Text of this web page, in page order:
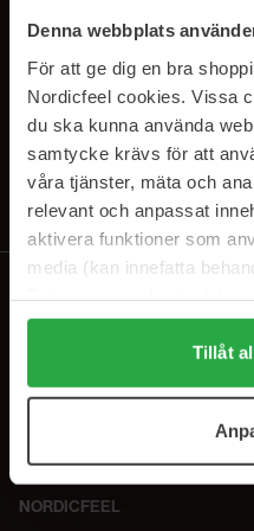
Denna webbplats
För att ge dig en bra
Nordicfeel cookies. Vissa
du ska kunna använda
samtycke krävs för att
våra tjänster, mäta och
relevant och anpassat
aktivera funktioner som
media (kan innefatta
Genom att trycka på
alla cookies, medan du
användningen av cookies.
samt vår Integritetspolicy.
Tillåt
PRENUMERERA
NYHETSBREV
E-postadress
Genom att prenumerera
NORDICFEEL